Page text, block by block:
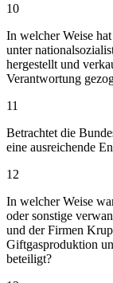
10
In welcher Weise
unter
hergestellt und
Verantwortung
11
Betrachtet die
eine ausreichende
12
In welcher Weise
oder sonstige
und der Firmen
Giftgasproduktion
beteiligt?